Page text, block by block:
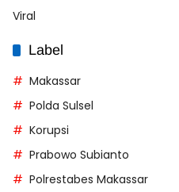
Viral
Label
Makassar
Polda Sulsel
Korupsi
Prabowo Subianto
Polrestabes Makassar